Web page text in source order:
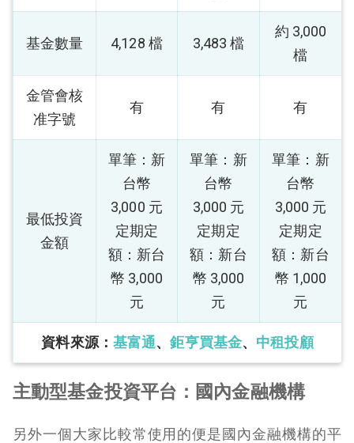
基金數量 4,128 檔 3,483 檔
約 3,000
檔
金管會核
准字號
有 有 有
最低投資
金額
單筆：新
台幣
3,000 元
定期定
額：新台
幣 3,000
元
單筆：新
台幣
3,000 元
定期定
額：新台
幣 3,000
元
單筆：新
台幣
3,000 元
定期定
額：新台
幣 1,000
元
資料來源： 基富通、鉅亨買基金、 中租投顧
主動型基金投資平台：國內金融機構
另外一個大家比較常使用的便是國內金融機構的平